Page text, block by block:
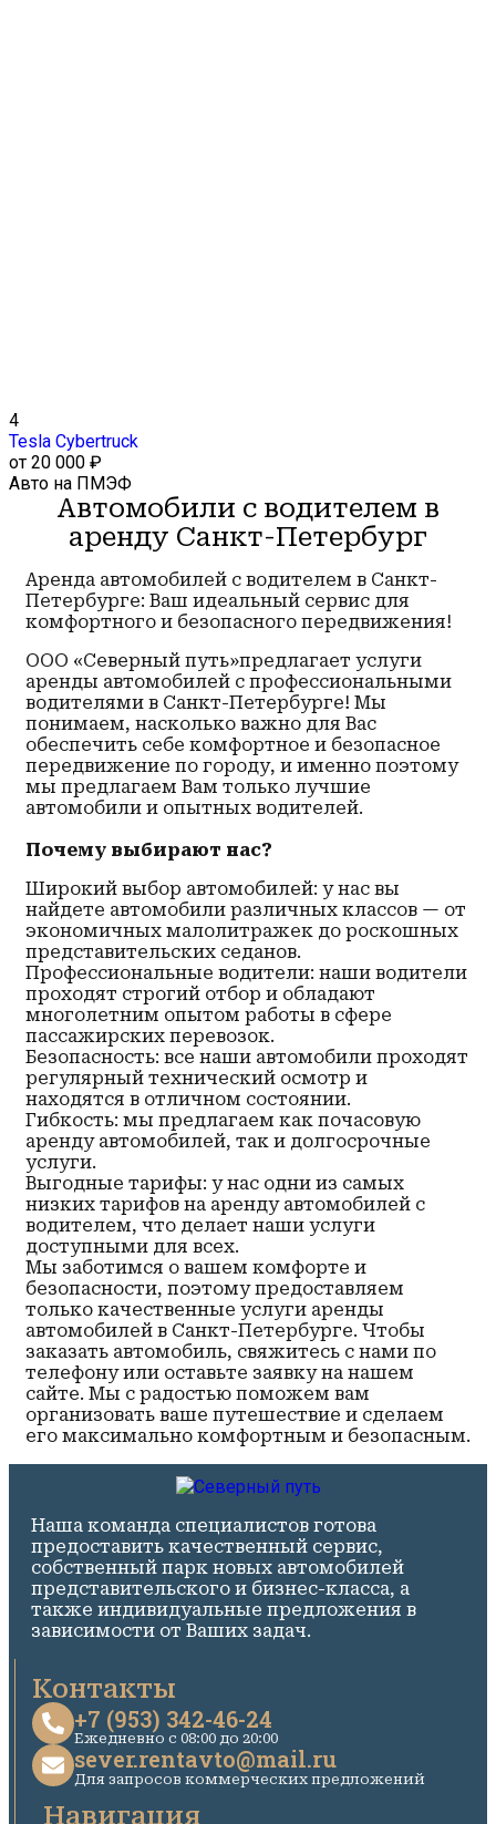
4
Tesla Cybertruck
от 20 000 ₽
Авто на ПМЭФ
Автомобили с водителем в
аренду Санкт-Петербург
Аренда автомобилей с водителем в Санкт-
Петербурге: Ваш идеальный сервис для
комфортного и безопасного передвижения!
ООО «Северный путь»предлагает услуги
аренды автомобилей с профессиональными
водителями в Санкт-Петербурге! Мы
понимаем, насколько важно для Вас
обеспечить себе комфортное и безопасное
передвижение по городу, и именно поэтому
мы предлагаем Вам только лучшие
автомобили и опытных водителей.
Почему выбирают нас?
Широкий выбор автомобилей: у нас вы
найдете автомобили различных классов — от
экономичных малолитражек до роскошных
представительских седанов.
Профессиональные водители: наши водители
проходят строгий отбор и обладают
многолетним опытом работы в сфере
пассажирских перевозок.
Безопасность: все наши автомобили проходят
регулярный технический осмотр и
находятся в отличном состоянии.
Гибкость: мы предлагаем как почасовую
аренду автомобилей, так и долгосрочные
услуги.
Выгодные тарифы: у нас одни из самых
низких тарифов на аренду автомобилей с
водителем, что делает наши услуги
доступными для всех.
Мы заботимся о вашем комфорте и
безопасности, поэтому предоставляем
только качественные услуги аренды
автомобилей в Санкт-Петербурге. Чтобы
заказать автомобиль, свяжитесь с нами по
телефону или оставьте заявку на нашем
сайте. Мы с радостью поможем вам
организовать ваше путешествие и сделаем
его максимально комфортным и безопасным.
Наша команда специалистов готова
предоставить качественный сервис,
собственный парк новых автомобилей
представительского и бизнес-класса, а
также индивидуальные предложения в
зависимости от Ваших задач.
Контакты
+7 (953) 342-46-24
Ежедневно c 08:00 до 20:00
sever.rentavto@mail.ru
Для запросов коммерческих предложений
Навигация